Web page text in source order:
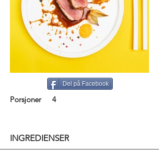
Del på Facebook
Porsjoner 4
INGREDIENSER